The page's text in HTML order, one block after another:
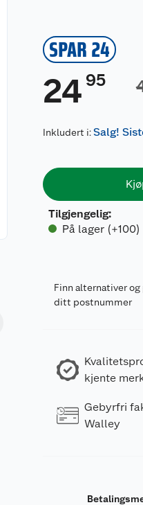
SPAR 24
24 95
Inkludert i:Salg!
Tilgjengelig:
På lager (+100)
Finn alternativer
ditt postnummer
kjente
Gebyrfri
Walley